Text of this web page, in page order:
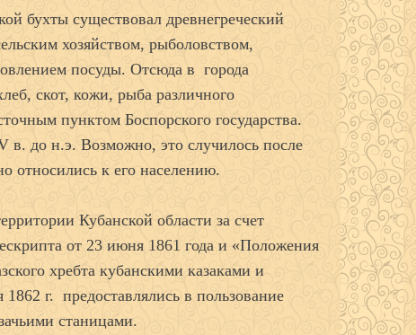
бухты существовал древнегреческий
хозяйством, рыболовством,
посуды. Отсюда в города
скот, кожи, рыба различного
пунктом Боспорского государства.
в. до н.э. Возможно, это случилось после
относились к его населению.
Кубанской области за счет
от 23 июня 1861 года и «Положения
хребта кубанскими казаками и
г. предоставлялись в пользование
станицами.